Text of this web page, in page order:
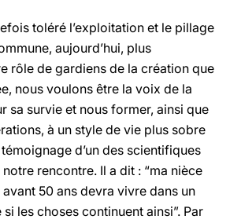
toléré l’exploitation et le pillage
aujourd’hui, plus
rôle de gardiens de la création que
nous voulons être la voix de la
sa survie et nous former, ainsi que
à un style de vie plus sobre
d’un des scientifiques
notre rencontre. Il a dit : “ma nièce
50 ans devra vivre dans un
les choses continuent ainsi”. Par